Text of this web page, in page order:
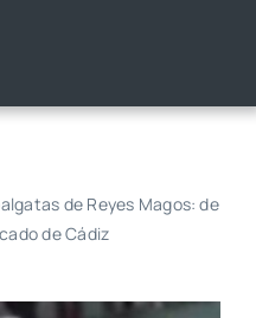
de Reyes Magos: de
de Cádiz